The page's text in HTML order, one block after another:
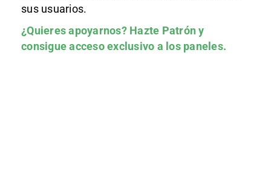
sus usuarios.
¿Quieres apoyarnos? Hazte Patróny
consigue acceso exclusivo a los paneles.